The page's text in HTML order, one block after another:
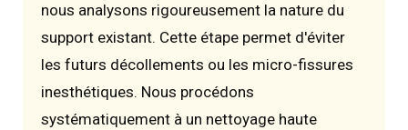
nous analysons rigoureusement la nature du
support existant. Cette étape permet d'éviter
les futurs décollements ou les micro-fissures
inesthétiques. Nous procédons
systématiquement à un nettoyage haute